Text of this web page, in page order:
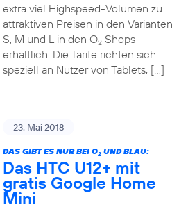
extra viel Highspeed-Volumen zu
attraktiven Preisen in den Varianten
S, M und L in den O2Shops
erhältlich. Die Tarife richten sich
speziell an Nutzer von Tablets, […]
23. Mai 2018
DAS GIBT ES NUR BEI O2UND BLAU:
Das HTC U12+ mit
gratis Google Home
Mini